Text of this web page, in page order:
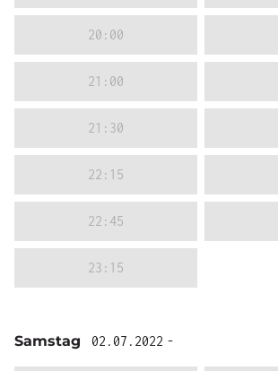
20:00
21:00
21:30
22:15
22:45
23:15
Samstag 02.07.2022 -